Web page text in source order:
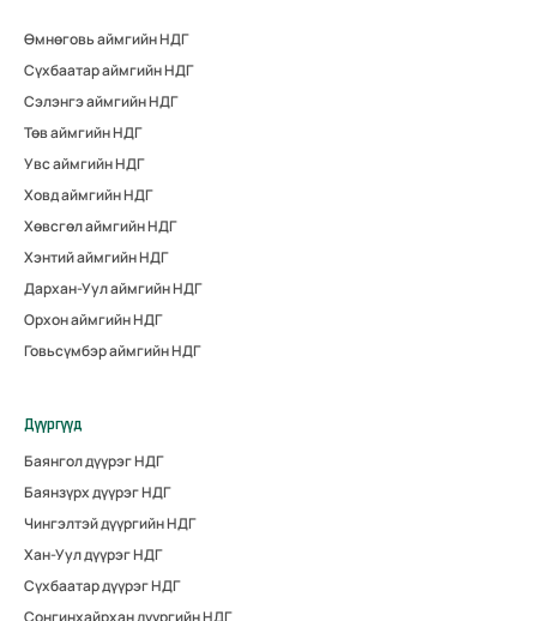
Өмнөговь аймгийн НДГ
Сүхбаатар аймгийн НДГ
Сэлэнгэ аймгийн НДГ
Төв аймгийн НДГ
Увс аймгийн НДГ
Ховд аймгийн НДГ
Хөвсгөл аймгийн НДГ
Хэнтий аймгийн НДГ
Дархан-Уул аймгийн НДГ
Орхон аймгийн НДГ
Говьсүмбэр аймгийн НДГ
Дүүргүүд
Баянгол дүүрэг НДГ
Баянзүрх дүүрэг НДГ
Чингэлтэй дүүргийн НДГ
Хан-Уул дүүрэг НДГ
Сүхбаатар дүүрэг НДГ
Сонгинхайрхан дүүргийн НДГ